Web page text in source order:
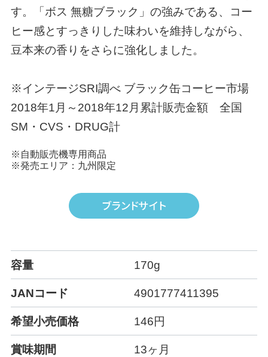
す。「ボス 無糖ブラック」の強みである、コー
ヒー感とすっきりした味わいを維持しながら、
豆本来の香りをさらに強化しました。
※インテージSRI調べ ブラック缶コーヒー市場
2018年1月～2018年12月累計販売金額 全国
SM・CVS・DRUG計
※自動販売機専用商品
※発売エリア：九州限定
容量 170g
JANコード 4901777411395
希望小売価格 146円
賞味期間 13ヶ月